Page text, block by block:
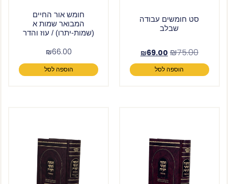
סט חומשים עבודה
שבלב
₪75.00
₪69.00
הוספה לסל
חומש אור החיים
המבואר שמות א
(שמות-יתרו) / עוז והדר
₪66.00
הוספה לסל